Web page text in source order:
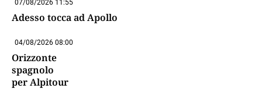
07/08/2026 11:55
Adesso tocca ad Apollo
04/08/2026 08:00
Orizzonte
spagnolo
per Alpitour